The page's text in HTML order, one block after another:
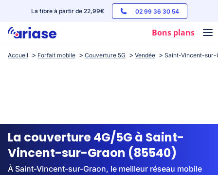
La fibre à partir de 22,99€ 02 99 36 30 54
Bons plans
Box internet
Streaming
Accueil Forfait mobile Couverture 5G Vendée Saint-Vincent-sur-
La couverture 4G/5G à Saint-
Vincent-sur-Graon (85540)
À Saint-Vincent-sur-Graon, le meilleur réseau mobile